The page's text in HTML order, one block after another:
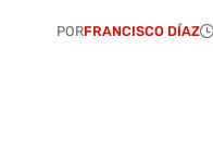
PORFRANCISCO DÍAZ